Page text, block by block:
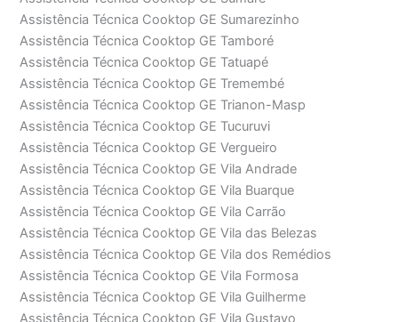
Assistência Técnica Cooktop GE Sumarezinho
Assistência Técnica Cooktop GE Tamboré
Assistência Técnica Cooktop GE Tatuapé
Assistência Técnica Cooktop GE Tremembé
Assistência Técnica Cooktop GE Trianon-Masp
Assistência Técnica Cooktop GE Tucuruvi
Assistência Técnica Cooktop GE Vergueiro
Assistência Técnica Cooktop GE Vila Andrade
Assistência Técnica Cooktop GE Vila Buarque
Assistência Técnica Cooktop GE Vila Carrão
Assistência Técnica Cooktop GE Vila das Belezas
Assistência Técnica Cooktop GE Vila dos Remédios
Assistência Técnica Cooktop GE Vila Formosa
Assistência Técnica Cooktop GE Vila Guilherme
Assistência Técnica Cooktop GE Vila Gustavo